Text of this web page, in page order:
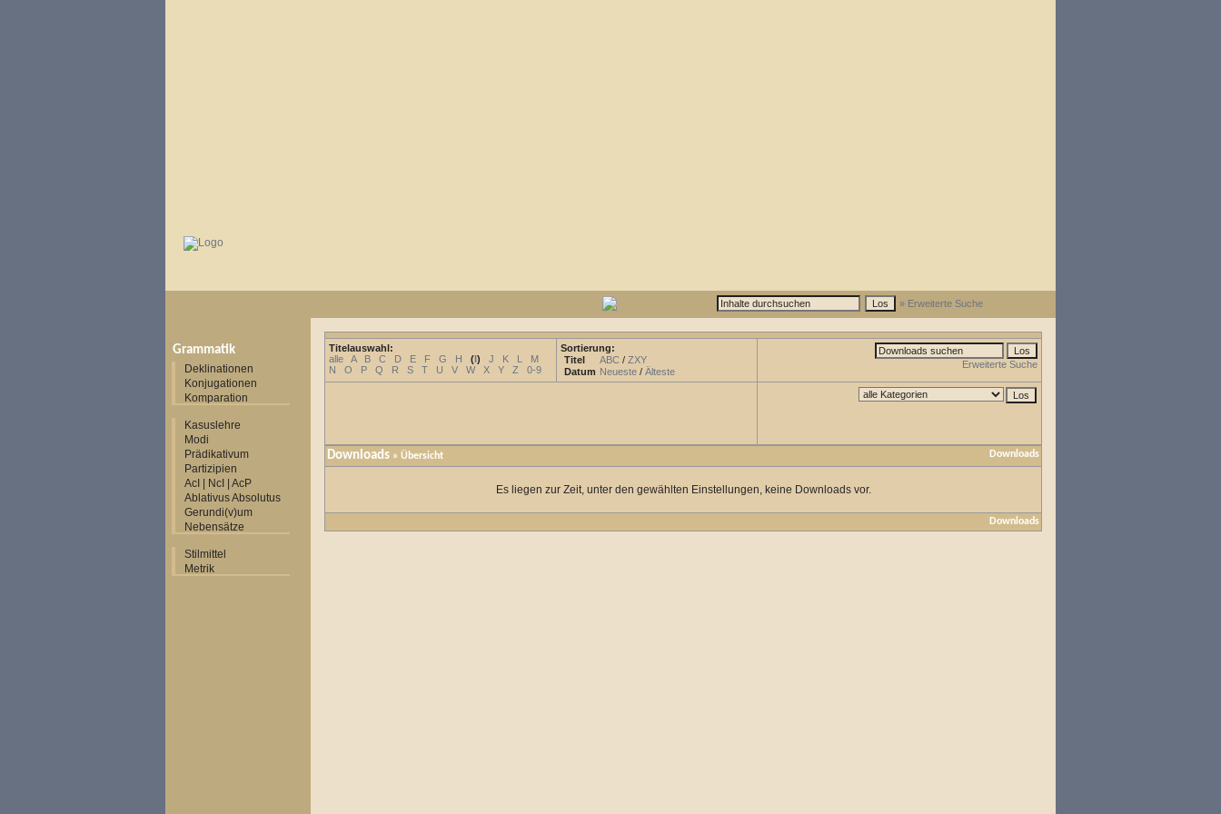
» Erweiterte Suche
Grammatik
Deklinationen
Konjugationen
Komparation
Kasuslehre
Modi
Prädikativum
Partizipien
AcI | NcI | AcP
Ablativus Absolutus
Gerundi(v)um
Nebensätze
Stilmittel
Metrik
Titelauswahl:
alle
A B C D E F G H (I) J K L
M
N
O P Q R S T U V W X Y Z 0-9
Sortierung:
Titel
ABC / ZXY
Datum Neueste / Älteste
Erweiterte Suche
Downloads » Übersicht Downloads
Es liegen zur Zeit, unter den gewählten Einstellungen, keine Downloads vor.
Downloads